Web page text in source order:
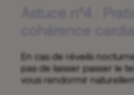
En cas de réveils
pas de laisser passer le
vous rendormir